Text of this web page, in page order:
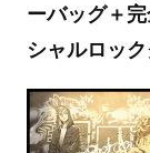
ーバッグ＋
シャルロック